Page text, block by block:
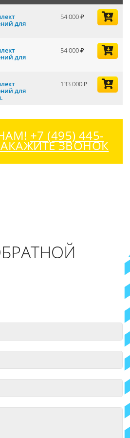
для
54 000
для
54 000
для
133 000
+7 (495) 445-
ЗВОНОК